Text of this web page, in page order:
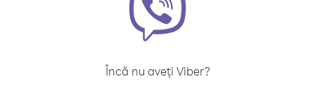
Încă nu aveți Viber?